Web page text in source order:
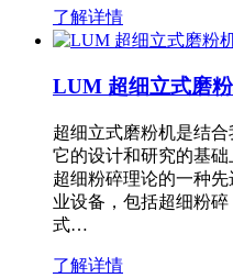
了解详情
LUM 超细立式磨
超细立式磨粉机是结合
它的设计和研究的基
超细粉碎理论的一种
业设备，包括超细粉
式…
了解详情